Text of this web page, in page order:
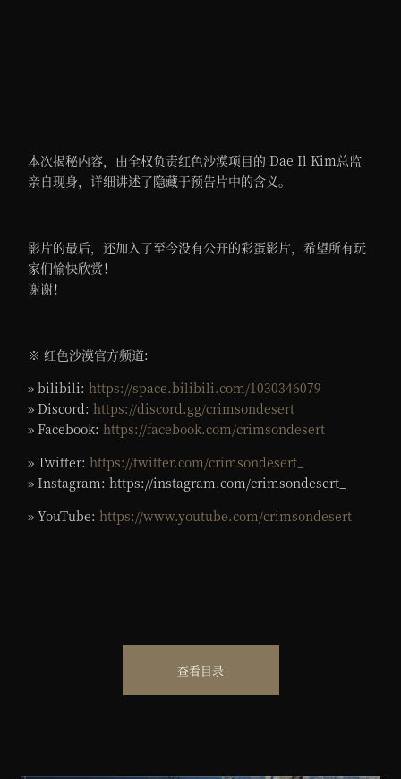
本次揭秘内容，由全权负责红色沙漠项目的 Dae Il Kim总监
亲自现身，详细讲述了隐藏于预告片中的含义。
影片的最后，还加入了至今没有公开的彩蛋影片，希望所有玩
家们愉快欣赏！
谢谢！
※ 红色沙漠官方频道:
» bilibili:https://space.bilibili.com/1030346079
» Discord:https://discord.gg/crimsondesert
» Facebook:https://facebook.com/crimsondesert
» Twitter:https://twitter.com/crimsondesert_
» Instagram: https://instagram.com/crimsondesert_
» YouTube:https://www.youtube.com/crimsondesert
查看目录